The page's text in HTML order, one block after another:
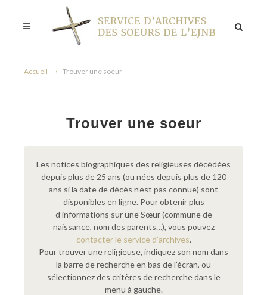
Accueil Trouver une soeur
Trouver une soeur
Les notices biographiques des religieuses décédées
depuis plus de 25 ans (ou nées depuis plus de 120
ans si la date de décès n’est pas connue) sont
disponibles en ligne. Pour obtenir plus
d’informations sur une Sœur (commune de
naissance, nom des parents…), vous pouvez
contacter le service d’archives.
Pour trouver une religieuse, indiquez son nom dans
la barre de recherche en bas de l’écran, ou
sélectionnez des critères de recherche dans le
menu à gauche.